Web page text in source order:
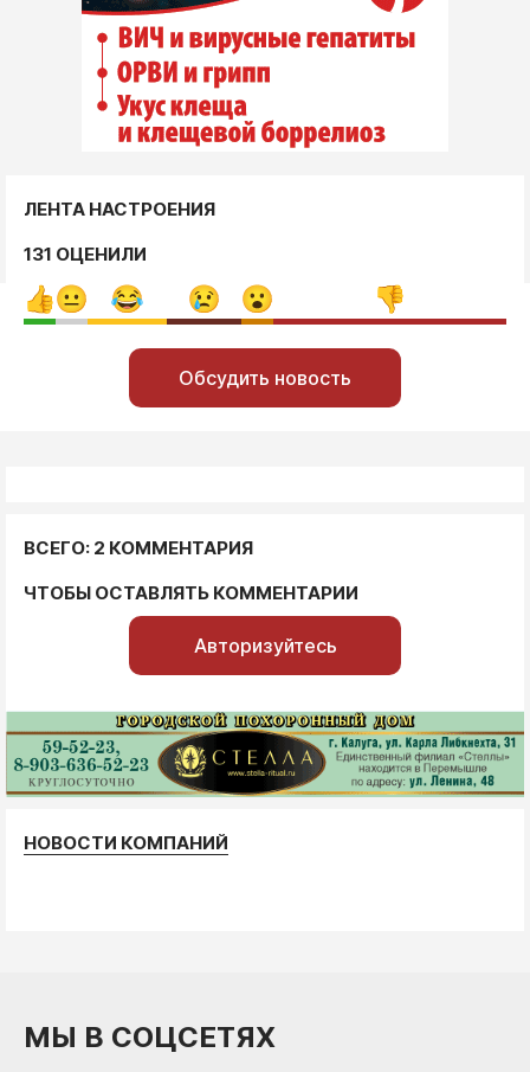
ЛЕНТА НАСТРОЕНИЯ
131 ОЦЕНИЛИ
Обсудить новость
ВСЕГО: 2 КОММЕНТАРИЯ
ЧТОБЫ ОСТАВЛЯТЬ КОММЕНТАРИИ
Авторизуйтесь
НОВОСТИ КОМПАНИЙ
МЫ В СОЦСЕТЯХ